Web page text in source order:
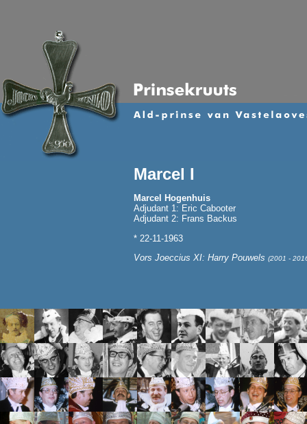
Marcel I
Marcel Hogenhuis
Adjudant 1: Eric Cabooter
Adjudant 2: Frans Backus
* 22-11-1963
Vors Joeccius XI: Harry Pouwels (2001 -